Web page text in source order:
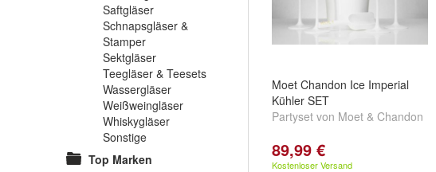
Saftgläser
Schnapsgläser &
Stamper
Sektgläser
Teegläser & Teesets
Wassergläser
Weißweingläser
Whiskygläser
Sonstige
Top Marken
Moet Chandon Ice Imperial
Kühler SET
Partyset von Moet & Chandon
89,99 €
Kostenloser Versand